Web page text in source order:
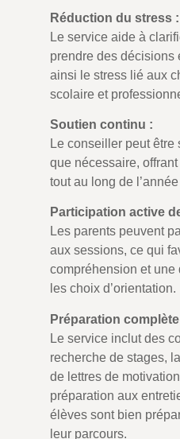
Réduction du stress :
Le service aide à
prendre des décisions
ainsi le stress lié aux
scolaire et
Soutien continu :
Le conseiller peut
que nécessaire,
tout au long de
Participation active
Les parents peuvent
aux sessions, ce qui
compréhension et
les choix d’orientation.
Préparation
Le service inclut des
recherche de stages,
de lettres de
préparation aux
élèves sont bien
leur parcours.